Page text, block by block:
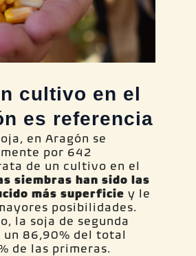
cultivo en el
es referencia
en Aragón se
por 642
de un cultivo en el
siembras han sido las
más superficie y le
posibilidades.
la soja de segunda
un 86,90% del total
de las primeras.